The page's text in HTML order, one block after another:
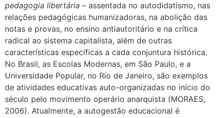
pedagogia libertária – assentada no autodidatismo, nas
relações pedagógicas humanizadoras, na abolição das
notas e provas, no ensino antiautoritário e na crítica
radical ao sistema capitalista, além de outras
características específicas a cada conjuntura histórica.
No Brasil, as Escolas Modernas, em São Paulo, e a
Universidade Popular, no Rio de Janeiro, são exemplos
de atividades educativas auto-organizadas no início do
século pelo movimento operário anarquista (MORAES,
2006). Atualmente, a autogestão educacional é